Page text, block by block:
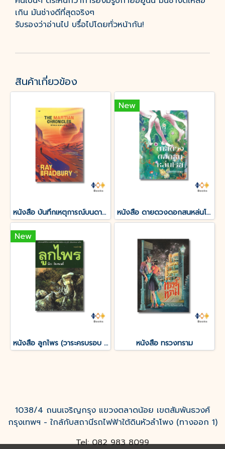
เกิน มันช่างดีที่สุดจริงๆ
รับรองว่าอ่านไป บรื๋อไปโดยทั่วหน้ากัน!
สินค้าเกี่ยวข้อง
หนังสือ บันทึกเหตุการณ์บนดาวอังคาร THE MARTIAN CHRONICLES
New
หนังสือ ดายดวงดอกสนหล่นโรย
New
หนังสือ ลูกไพร (วาระครบรอบ 120 ปีชาตกาลมาลัย ชูพินิจ) หนังสือ ทรวงทราม
1038/4 ถนนเจริญกรุง แขวงตลาดน้อย เขตสัมพันธวงศ์
กรุงเทพฯ - ใกล้กับสถานีรถไฟฟ้าใต้ดินหัวลำโพง (ทางออก 1)
Tel: 082 983 8099